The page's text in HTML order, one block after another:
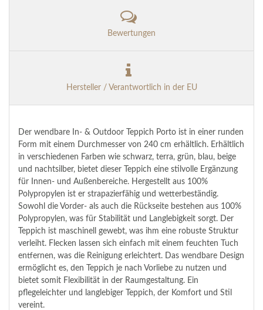
Bewertungen
Hersteller / Verantwortlich in der EU
Der wendbare In- & Outdoor Teppich Porto ist in einer runden
Form mit einem Durchmesser von 240 cm erhältlich. Erhältlich
in verschiedenen Farben wie schwarz, terra, grün, blau, beige
und nachtsilber, bietet dieser Teppich eine stilvolle Ergänzung
für Innen- und Außenbereiche. Hergestellt aus 100%
Polypropylen ist er strapazierfähig und wetterbeständig.
Sowohl die Vorder- als auch die Rückseite bestehen aus 100%
Polypropylen, was für Stabilität und Langlebigkeit sorgt. Der
Teppich ist maschinell gewebt, was ihm eine robuste Struktur
verleiht. Flecken lassen sich einfach mit einem feuchten Tuch
entfernen, was die Reinigung erleichtert. Das wendbare Design
ermöglicht es, den Teppich je nach Vorliebe zu nutzen und
bietet somit Flexibilität in der Raumgestaltung. Ein
pflegeleichter und langlebiger Teppich, der Komfort und Stil
vereint.